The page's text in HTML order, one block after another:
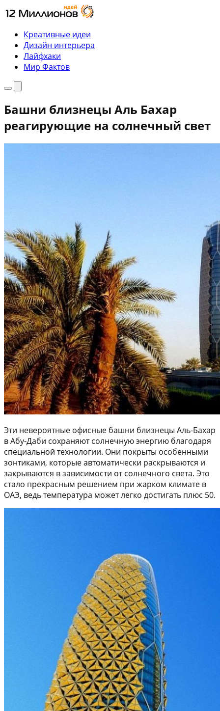
Перейти
к
содержимому
Креативные идеи
Дизайн интерьера
Лайфхаки
Мир Фактов
МенюПоиск
Башни близнецы Аль Бахар
реагирующие на солнечный свет
Эти невероятные офисные башни близнецы Аль-Бахар
в Абу-Даби сохраняют солнечную энергию благодаря
специальной технологии. Они покрыты особенными
зонтиками, которые автоматически раскрываются и
закрываются в зависимости от солнечного света. Это
стало прекрасным решением при жарком климате в
ОАЭ, ведь температура может легко достигать плюс 50.